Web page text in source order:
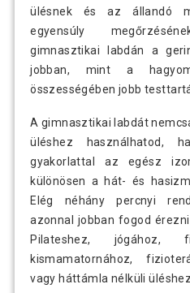
ülésnek és az állandó
egyensúly
gimnasztikai labdán a
jobban, mint a
összességében jobb
A gimnasztikai labdát
üléshez használhatod,
gyakorlattal az egész
különösen a hát- és
Elég néhány percnyi
azonnal jobban fogod
Pilateshez, jógához,
kismamatornához,
vagy háttámla nélküli üléshez